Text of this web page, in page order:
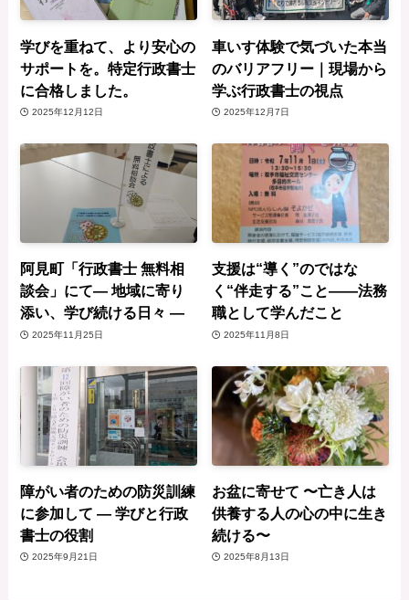
学びを重ねて、より安心の
サポートを。特定行政書士
に合格しました。
2025年12月12日
車いす体験で気づいた本当
のバリアフリー｜現場から
学ぶ行政書士の視点
2025年12月7日
阿見町「行政書士 無料相
談会」にて— 地域に寄り
添い、学び続ける日々 —
2025年11月25日
支援は“導く”のではな
く“伴走する”こと――法務
職として学んだこと
2025年11月8日
障がい者のための防災訓練
に参加して — 学びと行政
書士の役割
2025年9月21日
お盆に寄せて 〜亡き人は
供養する人の心の中に生き
続ける〜
2025年8月13日